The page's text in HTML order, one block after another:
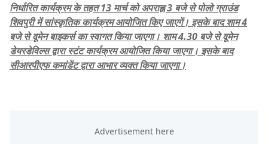
निर्धारित कार्यक्रम के तहत 13 मार्च को अपराह्न 3 बजे से पोलो ग्राउंड
शिवपुरी में सांस्कृतिक कार्यक्रम आयोजित किए जाएगें। इसके बाद शाम 4
बजे से वूमेन बाइकर्स का स्वागत किया जाएगा। शाम 4.30 बजे से वूमेन
डेयरडेविल्स द्वारा स्टंट कार्यक्रम आयोजित किया जाएगा। इसके बाद
सीआरपीएफ कमांडेंट द्वारा आभार व्यक्त किया जाएगा।